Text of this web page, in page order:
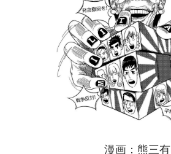
漫画：熊三有